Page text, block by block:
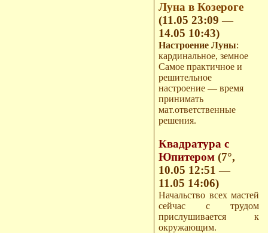
Луна в Козероге
(11.05 23:09 —
14.05 10:43)
Настроение Луны:
кардинальное, земное
Самое практичное и
решительное
настроение — время
принимать
мат.ответственные
решения.
Квадратура с
Юпитером(7°,
10.05 12:51 —
11.05 14:06)
Начальство всех мастей
сейчас с трудом
прислушивается к
окружающим.